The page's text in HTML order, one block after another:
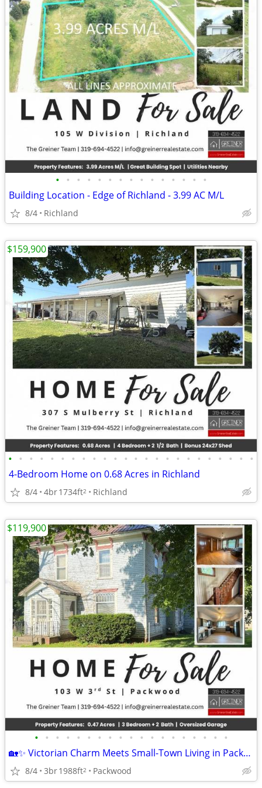
• • • • • • • • • • • • • • •
Building Location - Edge of Richland - 3.99 AC M/L
8/4 Richland
• • • • • • • • • • • • • • • • • • • • • • • •
4-Bedroom Home on 0.68 Acres in Richland
8/4 4br1734ft2 Richland
$159,900
• • • • • • • • • • • • • • • • • • •
🏡✨ Victorian Charm Meets Small-Town Living in Packwood! ✨🏡
8/4 3br1988ft2 Packwood
$119,900